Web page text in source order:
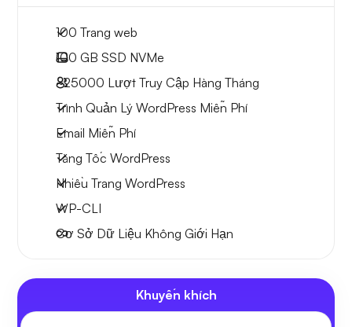
100 Trang web
100 GB SSD NVMe
~25000 Lượt Truy Cập Hàng Tháng
Trình Quản Lý WordPress Miễn Phí
Email Miễn Phí
Tăng Tốc WordPress
Nhiều Trang WordPress
WP-CLI
Cơ Sở Dữ Liệu Không Giới Hạn
Khuyến khích